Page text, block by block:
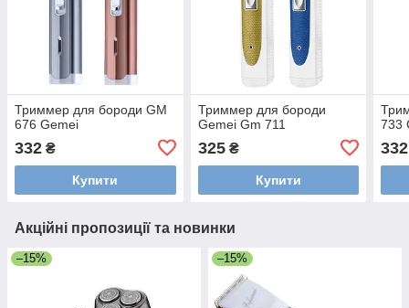
Триммер для бороди GM
676 Gemei
332 ₴
Купити
Триммер для бороди
Gemei Gm 711
325₴
Купити
733
332
Акційні пропозиції та новинки
–15% –15%